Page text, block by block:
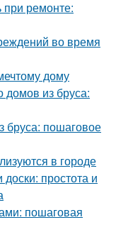
при ремонте:
во время
дому
домов из бруса:
бруса: пошаговое
в городе
простота и
пошаговая